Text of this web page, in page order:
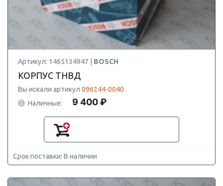
Артикул: 1465134947 | BOSCH
КОРПУС ТНВД
Вы искали артикул 096244-0040
Наличные:
9 400 ₽
Срок поставки: В наличии